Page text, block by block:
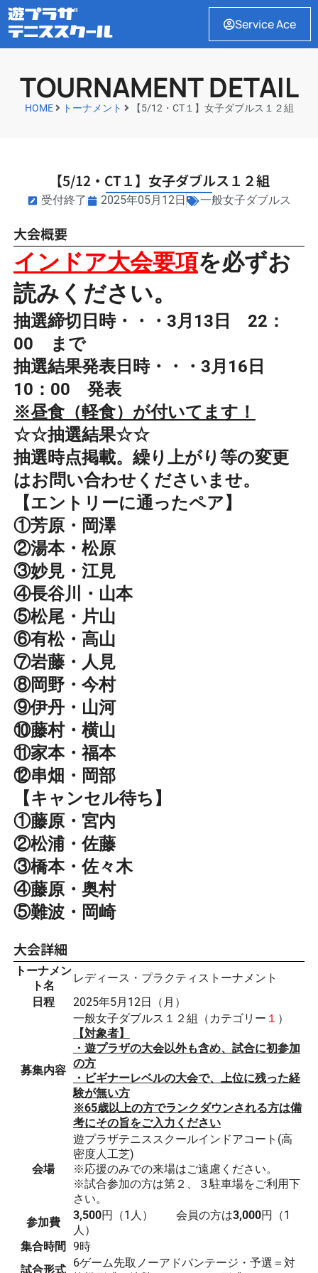
Service Ace
TOURNAMENT DETAIL
HOME トーナメント 【5/12・CT１】女子ダブルス１２組
【5/12・CT１】女子ダブルス１２組
受付終了 2025年05月12日 一般女子ダブルス
大会概要
インドア大会要項を必ずお
読みください。
抽選締切日時・・・3月13日 22：
00 まで
抽選結果発表日時・・・3月16日
10：00 発表
※昼食（軽食）が付いてます！
☆☆抽選結果☆☆
抽選時点掲載。繰り上がり等の変更
はお問い合わせくださいませ。
【エントリーに通ったペア】
①芳原・岡澤
②湯本・松原
③妙見・江見
④長谷川・山本
⑤松尾・片山
⑥有松・高山
⑦岩藤・人見
⑧岡野・今村
⑨伊丹・山河
⑩藤村・横山
⑪家本・福本
⑫串畑・岡部
【キャンセル待ち】
①藤原・宮内
②松浦・佐藤
③橋本・佐々木
④藤原・奥村
⑤難波・岡崎
大会詳細
トーナメン
ト名
レディース・プラクティストーナメント
日程
2025年5月12日（月）
募集内容
一般女子ダブルス１２組（カテゴリー １ ）
【対象者】
・遊プラザの大会以外も含め、試合に初参加
の方
・ビギナーレベルの大会で、上位に残った経
験が無い方
※65歳以上の方でランクダウンされる方は備
考にその旨をご入力ください
会場
遊プラザテニススクールインドアコート(高
密度人工芝)
※応援のみでの来場はご遠慮ください。
※試合参加の方は第２、３駐車場をご利用下
さい。
参加費
3,500円（1人） 会員の方は3,000円（1
人）
集合時間
9時
試合形式
6ゲーム先取ノーアドバンテージ・予選＝対